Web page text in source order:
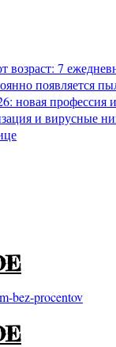
возраст: 7
появляется
новая профессия
и вирусные